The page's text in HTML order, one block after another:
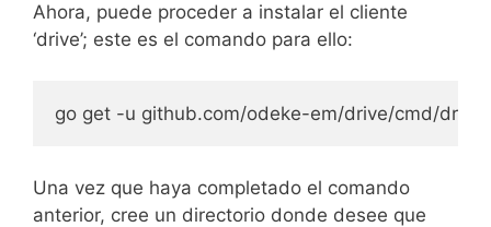
Ahora, puede proceder a instalar el cliente
‘drive’; este es el comando para ello:
go get -u github.com/odeke-em/drive/cmd/drive
Una vez que haya completado el comando
anterior, cree un directorio donde desee que